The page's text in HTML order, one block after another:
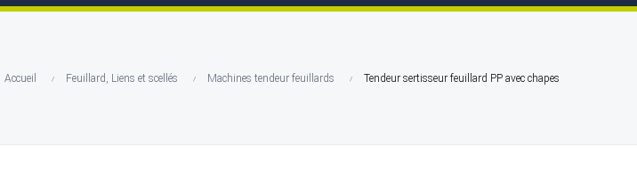
Accueil Feuillard, Liens et scellés Machines tendeur feuillards Tendeur sertisseur feuillard PP avec chapes